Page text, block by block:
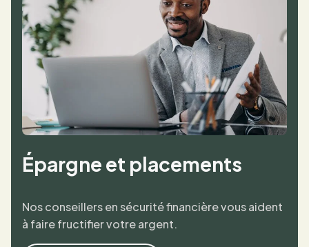
Épargne et placements
Nos conseillers en sécurité financière vous aident
à faire fructifier votre argent.